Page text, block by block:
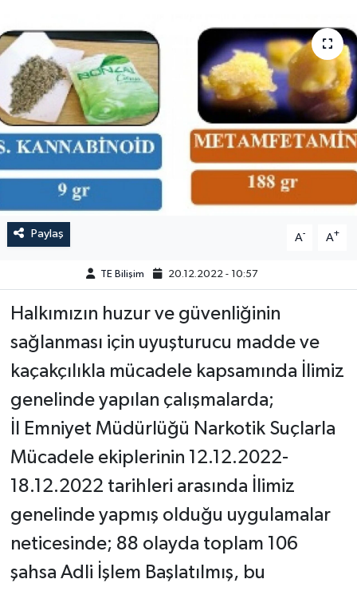
Paylaş A- A+
TE Bilişim 20.12.2022 - 10:57
Halkımızın huzur ve güvenliğinin
sağlanması için uyuşturucu madde ve
kaçakçılıkla mücadele kapsamında İlimiz
genelinde yapılan çalışmalarda;
İl Emniyet Müdürlüğü Narkotik Suçlarla
Mücadele ekiplerinin 12.12.2022-
18.12.2022 tarihleri arasında İlimiz
genelinde yapmış olduğu uygulamalar
neticesinde; 88 olayda toplam 106
şahsa Adli İşlem Başlatılmış, bu